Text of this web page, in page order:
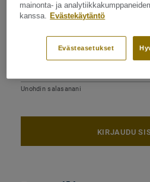
Sähköposti
Salasana
Unohdin salasanani
KIRJAUDU
mainonta- ja
kanssa. Evästekäytäntö
Evästeasetukset